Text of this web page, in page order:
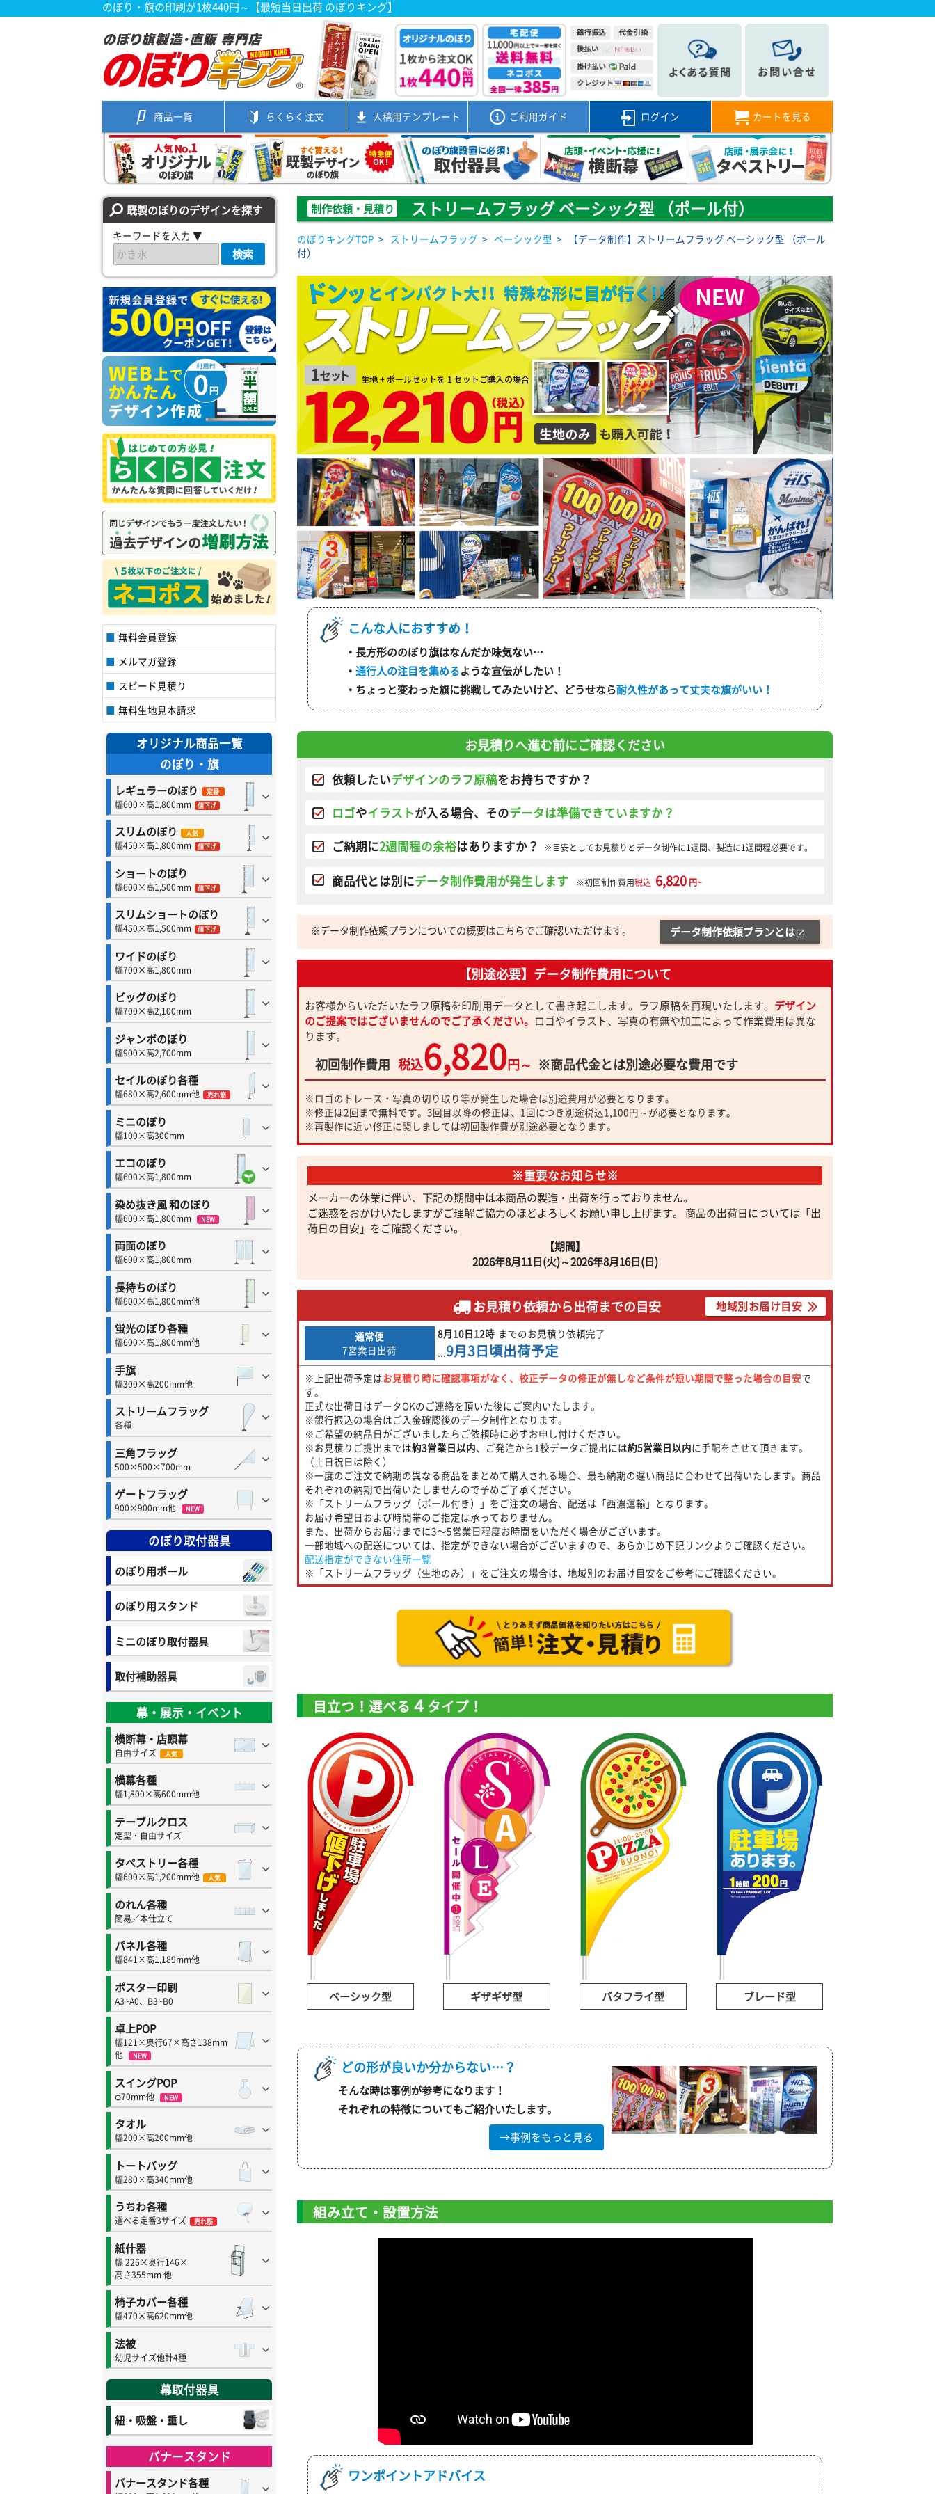
のぼり・旗の印刷が1枚440円～【最短当日出荷 のぼりキング】
商品一覧 らくらく注文 入稿用テンプレート ご利用ガイド ログイン カートを見る
既製のぼりのデザインを探す
キーワードを入力 ▼
検索
無料会員登録
メルマガ登録
スピード見積り
無料生地見本請求
オリジナル商品一覧
のぼり・旗
レギュラーのぼり 定番
幅600×高1,800mm 値下げ
スリムのぼり 人気
幅450×高1,800mm 値下げ
ショートのぼり
幅600×高1,500mm 値下げ
スリムショートのぼり
幅450×高1,500mm 値下げ
ワイドのぼり
幅700×高1,800mm
ビッグのぼり
幅700×高2,100mm
ジャンボのぼり
幅900×高2,700mm
セイルのぼり各種
幅680×高2,600mm他 売れ筋
ミニのぼり
幅100×高300mm
エコのぼり
幅600×高1,800mm
染め抜き風 和のぼり
幅600×高1,800mm NEW
両面のぼり
幅600×高1,800mm
長持ちのぼり
幅600×高1,800mm他
蛍光のぼり各種
幅600×高1,800mm他
手旗
幅300×高200mm他
ストリームフラッグ
各種
三角フラッグ
500×500×700mm
ゲートフラッグ
900×900mm他 NEW
のぼり取付器具
のぼり用ポール
のぼり用スタンド
ミニのぼり取付器具
取付補助器具
幕・展示・イベント
横断幕・店頭幕
自由サイズ 人気
横幕各種
幅1,800×高600mm他
テーブルクロス
定型・自由サイズ
タペストリー各種
幅600×高1,200mm他 人気
のれん各種
簡易／本仕立て
パネル各種
幅841×高1,189mm他
ポスター印刷
A3~A0、B3~B0
卓上POP
幅121×奥行67×高さ138mm
他
NEW
スイングPOP
φ70mm他 NEW
タオル
幅200×高200mm他
トートバッグ
幅280×高340mm他
うちわ各種
選べる定番3サイズ 売れ筋
紙什器
幅 226×奥行146×
高さ355mm 他
椅子カバー各種
幅470×高620mm他
法被
幼児サイズ他計4種
幕取付器具
紐・吸盤・重し
バナースタンド
バナースタンド各種
制作依頼・見積り ストリームフラッグ ベーシック型 （ポール付）
のぼりキングTOP > ストリームフラッグ > ベーシック型 >
【データ制作】ストリームフラッグ ベーシック型 （ポール
付）
こんな人におすすめ！
・長方形ののぼり旗はなんだか味気ない…
・ 通行人の注目を集めるような宣伝がしたい！
・ちょっと変わった旗に挑戦してみたいけど、どうせなら耐久性があって丈夫な旗がいい！
お見積りへ進む前にご確認ください
依頼したいデザインのラフ原稿をお持ちですか？
ロゴやイラストが入る場合、そのデータは準備できていますか？
ご納期に2週間程の余裕はありますか？ ※目安としてお見積りとデータ制作に1週間、製造に1週間程必要です。
商品代とは別にデータ制作費用が発生します ※初回制作費用税込 6,820 円~
※データ制作依頼プランについての概要はこちらでご確認いただけます。 データ制作依頼プランとはopen_in_new
【別途必要】データ制作費用について
お客様からいただいたラフ原稿を印刷用データとして書き起こします。ラフ原稿を再現いたします。 デザイン
のご提案ではございませんのでご了承ください。 ロゴやイラスト、写真の有無や加工によって作業費用は異な
ります。
初回制作費用 税込6,820円～ ※商品代金とは別途必要な費用です
※ロゴのトレース・写真の切り取り等が発生した場合は別途費用が必要となります。
※修正は2回まで無料です。3回目以降の修正は、1回につき別途税込1,100円～が必要となります。
※再製作に近い修正に関しましては初回製作費が別途必要となります。
※重要なお知らせ※
メーカーの休業に伴い、下記の期間中は本商品の製造・出荷を行っておりません。
ご迷惑をおかけいたしますがご理解ご協力のほどよろしくお願い申し上げます。 商品の出荷日については「出
荷日の目安」をご確認ください。
【期間】
2026年8月11日(火)～2026年8月16日(日)
お見積り依頼から出荷までの目安 地域別お届け目安
通常便
7営業日出荷
8月10日12時 までのお見積り依頼完了
...9月3日頃出荷予定
※上記出荷予定はお見積り時に確認事項がなく、校正データの修正が無しなど条件が短い期間で整った場合の目安で
す。
正式な出荷日はデータOKのご連絡を頂いた後にご案内いたします。
※銀行振込の場合はご入金確認後のデータ制作となります。
※ご希望の納品日がございましたらご依頼時に必ずお申し付けください。
※お見積りご提出までは約3営業日以内、ご発注から1校データご提出には約5営業日以内に手配をさせて頂きます。
（土日祝日は除く）
※一度のご注文で納期の異なる商品をまとめて購入される場合、最も納期の遅い商品に合わせて出荷いたします。商品
それぞれの納期で出荷いたしませんので予めご了承ください。
※「ストリームフラッグ（ポール付き）」をご注文の場合、配送は「西濃運輸」となります。
お届け希望日および時間帯のご指定は承っておりません。
また、出荷からお届けまでに3〜5営業日程度お時間をいただく場合がございます。
一部地域への配送については、指定ができない場合がございますので、あらかじめ下記リンクよりご確認ください。
配送指定ができない住所一覧
※「ストリームフラッグ（生地のみ）」をご注文の場合は、地域別のお届け目安をご参考にご確認ください。
目立つ！選べる ４タイプ！
ベーシック型 ギザギザ型 バタフライ型 ブレード型
どの形が良いか分からない…？
そんな時は事例が参考になります！
それぞれの特徴についてもご紹介いたします。
→事例をもっと見る
組み立て・設置方法
ワンポイントアドバイス